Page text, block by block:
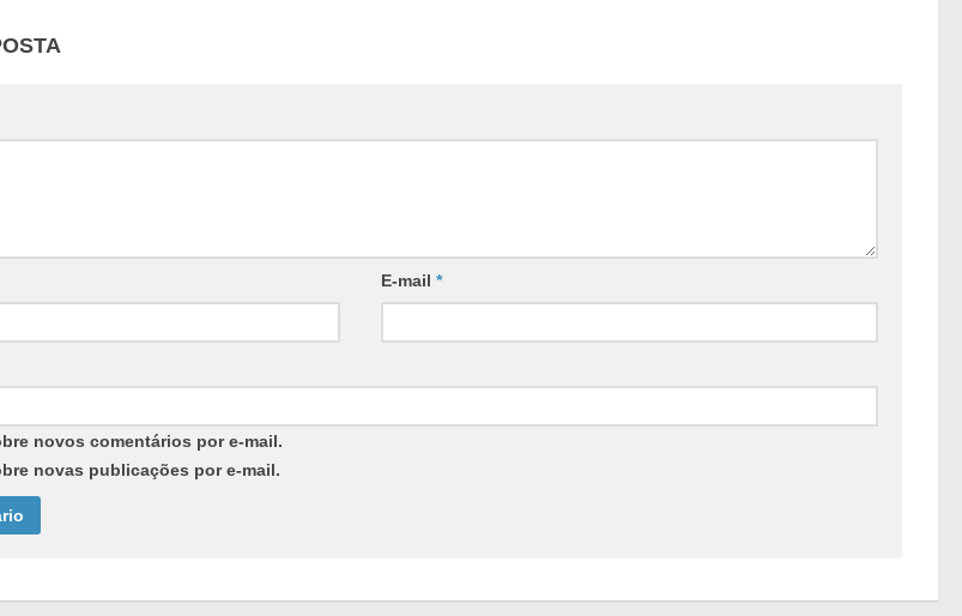
E-mail*
novos comentários por e-mail.
novas publicações por e-mail.